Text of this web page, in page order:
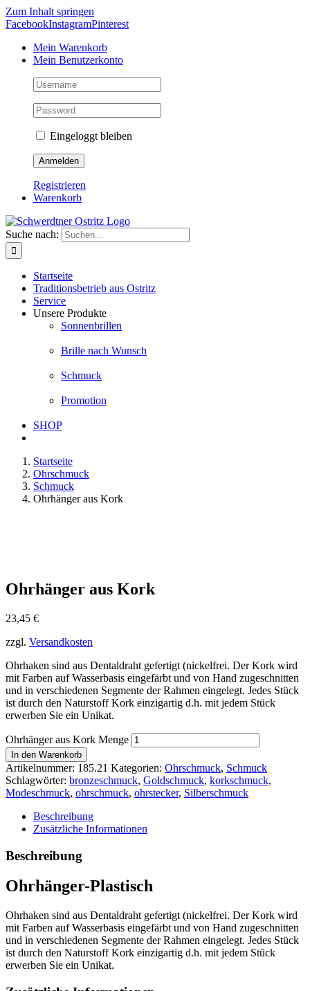
Zum Inhalt springen
FacebookInstagramPinterest
Mein Warenkorb
Mein Benutzerkonto
Eingeloggt bleiben
Registrieren
Warenkorb
Suche nach:
Startseite
Traditionsbetrieb aus Ostritz
Service
Unsere Produkte
Sonnenbrillen
Brille nach Wunsch
Schmuck
Promotion
SHOP
Startseite
Ohrschmuck
Schmuck
Ohrhänger aus Kork
Ohrhänger aus Kork
23,45 €
zzgl. Versandkosten
Ohrhaken sind aus Dentaldraht gefertigt (nickelfrei. Der Kork wird
mit Farben auf Wasserbasis eingefärbt und von Hand zugeschnitten
und in verschiedenen Segmente der Rahmen eingelegt. Jedes Stück
ist durch den Naturstoff Kork einzigartig d.h. mit jedem Stück
erwerben Sie ein Unikat.
Ohrhänger aus Kork Menge
In den Warenkorb
Artikelnummer: 185.21 Kategorien: Ohrschmuck, Schmuck
Schlagwörter: bronzeschmuck, Goldschmuck, korkschmuck,
Modeschmuck, ohrschmuck, ohrstecker, Silberschmuck
Beschreibung
Zusätzliche Informationen
Beschreibung
Ohrhänger-Plastisch
Ohrhaken sind aus Dentaldraht gefertigt (nickelfrei. Der Kork wird
mit Farben auf Wasserbasis eingefärbt und von Hand zugeschnitten
und in verschiedenen Segmente der Rahmen eingelegt. Jedes Stück
ist durch den Naturstoff Kork einzigartig d.h. mit jedem Stück
erwerben Sie ein Unikat.